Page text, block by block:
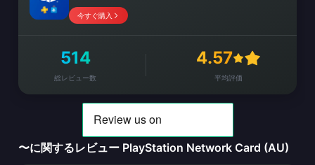
今すぐ購入
514
総レビュー数
4.57
平均評価
〜に関するレビュー PlayStation Network Card (AU)